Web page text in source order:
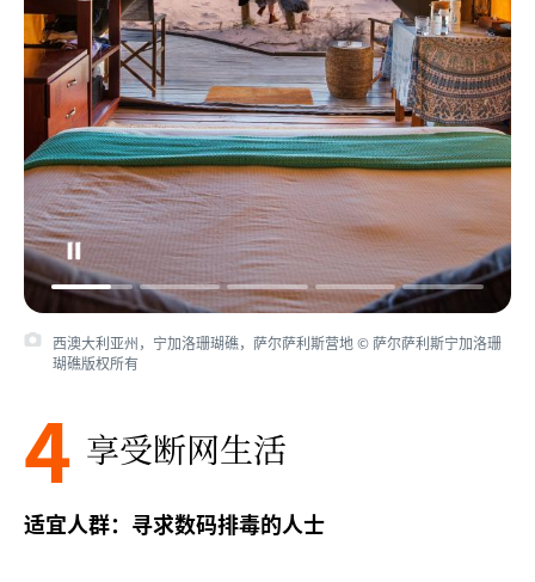
西澳大利亚州，宁加洛珊瑚礁，萨尔萨利斯营地 © 萨尔萨利斯宁加洛珊
瑚礁版权所有
4 享受断网生活
适宜人群：寻求数码排毒的人士